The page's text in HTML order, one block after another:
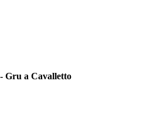
Gru a Cavalletto